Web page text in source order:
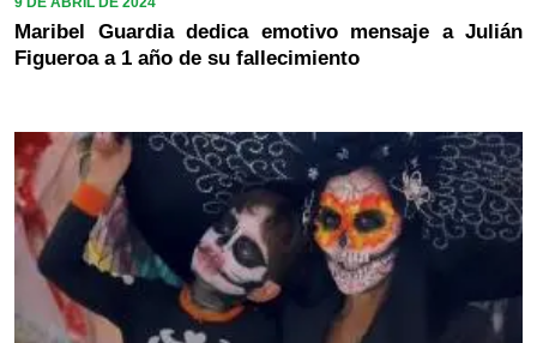
Maribel Guardia dedica emotivo mensaje a Julián
Figueroa a 1 año de su fallecimiento